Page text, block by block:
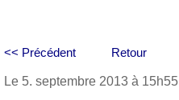
Retour
<< Précédent
Le 5. septembre 2013 à 15h55